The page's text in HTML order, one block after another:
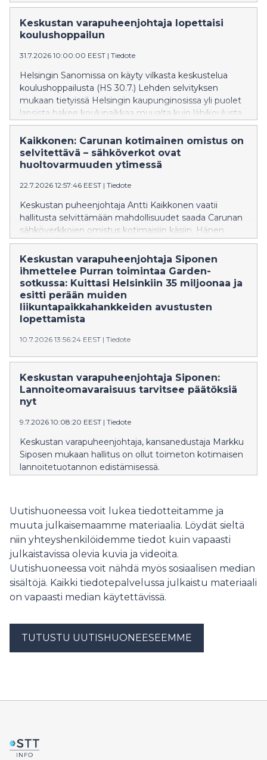
viimeiseen budjettiehdotukseen. Lohen mukaan
ehdotus ei katkaise Suomen velkaantumista, vaan
siirtää välttämättömiä päätöksiä seuraavan hallituksen
Keskustan varapuheenjohtaja lopettaisi
koulushoppailun
31.7.2026 10:00:00 EEST | Tiedote
Helsingin Sanomissa on käyty vilkasta keskustelua
koulushoppailusta (HS 30.7.) Lehden selvityksen
mukaan tietyissä Helsingin kaupunginosissa yli puolet
lapsista hakee koulupaikkaa muualta kuin lähikoulusta.
Kaikkonen: Carunan kotimainen omistus on
selvitettävä – sähköverkot ovat
huoltovarmuuden ytimessä
22.7.2026 12:57:46 EEST | Tiedote
Keskustan puheenjohtaja Antti Kaikkonen vaatii
hallitusta selvittämään mahdollisuudet saada Carunan
sähköverkkojen omistus kotimaisiin käsiin. Hänen
mukaansa sähköverkot ovat kriittistä infrastruktuuria,
jonka omistuksella on merkitystä Suomen
turvallisuudelle ja huoltovarmuudelle.
Keskustan varapuheenjohtaja Siponen
ihmettelee Purran toimintaa Garden-
sotkussa: Kuittasi Helsinkiin 35 miljoonaa ja
esitti perään muiden
liikuntapaikkahankkeiden avustusten
lopettamista
10.7.2026 13:56:24 EEST | Tiedote
Siposen mukaan Purra ei ole edelleenkään vastannut
kysymykseen siitä, mitä perussuomalaiset sai
kehysriihen lehmänkaupoissa, jossa Gardenin-
avustuksesta sovittiin.
Keskustan varapuheenjohtaja Siponen:
Lannoiteomavaraisuus tarvitsee päätöksiä
nyt
9.7.2026 10:08:20 EEST | Tiedote
Keskustan varapuheenjohtaja, kansanedustaja Markku
Siposen mukaan hallitus on ollut toimeton kotimaisen
lannoitetuotannon edistämisessä.
Uutishuoneessa voit lukea tiedotteitamme ja
muuta julkaisemaamme materiaalia. Löydät sieltä
niin yhteyshenkilöidemme tiedot kuin vapaasti
julkaistavissa olevia kuvia ja videoita.
Uutishuoneessa voit nähdä myös sosiaalisen median
sisältöjä. Kaikki tiedotepalvelussa julkaistu materiaali
on vapaasti median käytettävissä.
TUTUSTU UUTISHUONEESEEMME